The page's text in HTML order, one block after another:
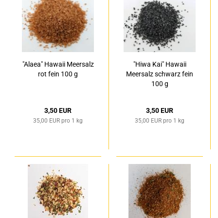
"Alaea" Hawaii Meersalz
rot fein 100 g
3,50 EUR
35,00 EUR pro 1 kg
"Hiwa Kai" Hawaii
Meersalz schwarz fein
100 g
3,50 EUR
35,00 EUR pro 1 kg